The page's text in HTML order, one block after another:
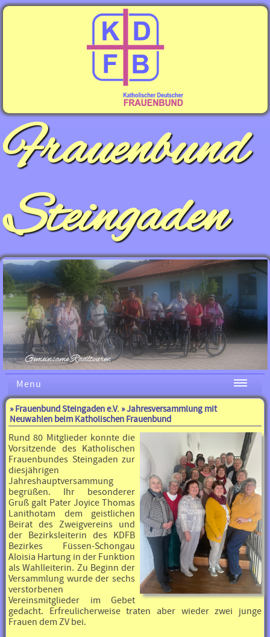
Frauenbund
Steingaden
Gemeinsame Radltouren
Menu
»Frauenbund Steingaden e.V. » Jahresversammlung mit
Neuwahlen beim Katholischen Frauenbund
Rund 80 Mitglieder konnte die
Vorsitzende des Katholischen
Frauenbundes Steingaden zur
diesjährigen
Jahreshauptversammung
begrüßen. Ihr besonderer
Gruß galt Pater Joyice Thomas
Lanithotam dem geistlichen
Beirat des Zweigvereins und
der Bezirksleiterin des KDFB
Bezirkes Füssen-Schongau
Aloisia Hartung in der Funktion
als Wahlleiterin. Zu Beginn der
Versammlung wurde der sechs
verstorbenen
Vereinsmitglieder im Gebet
gedacht. Erfreulicherweise traten aber wieder zwei junge
Frauen dem ZV bei.